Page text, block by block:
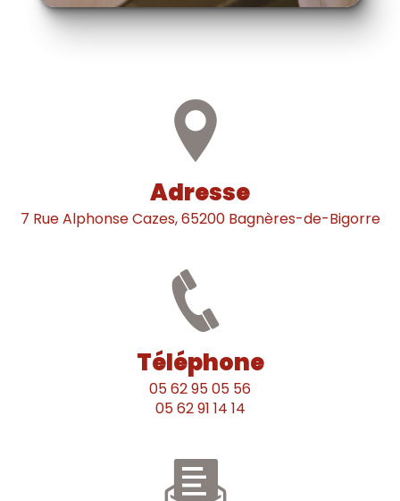
Adresse
7 Rue Alphonse Cazes, 65200 Bagnères-de-Bigorre
Téléphone
05 62 95 05 56
05 62 91 14 14